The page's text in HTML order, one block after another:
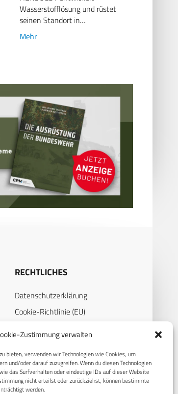
Zustimmung verwalten
bieten, verwenden wir Technologien wie Cookies, um
und/oder darauf zuzugreifen. Wenn du diesen Technologien
das Surfverhalten oder eindeutige IDs auf dieser Website
nicht erteilst oder zurückziehst, können bestimmte
werden.
Wasserstofflösung und rüstet
seinen Standort in…
Mehr
RECHTLICHES
Datenschutzerklärung
Cookie-Richtlinie (EU)
Impressum